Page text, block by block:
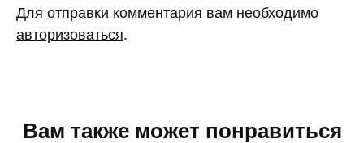
Для отправки комментария вам необходимо
авторизоваться.
Вам также может понравиться